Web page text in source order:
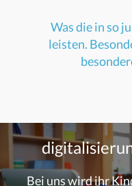
Was die in so
leisten.
Bei uns wird ihr